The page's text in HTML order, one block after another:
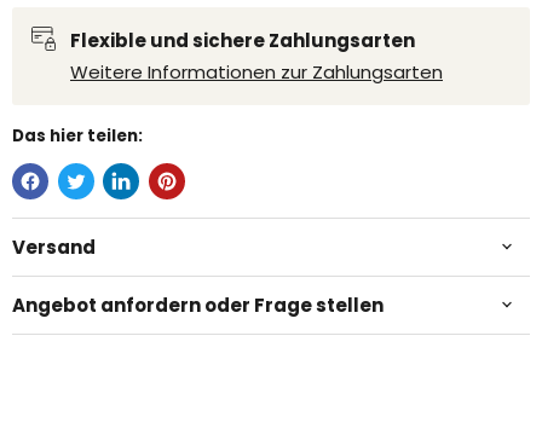
Flexible und sichere Zahlungsarten
Weitere Informationen zur Zahlungsarten
Das hier teilen:
Versand
Angebot anfordern oder Frage stellen